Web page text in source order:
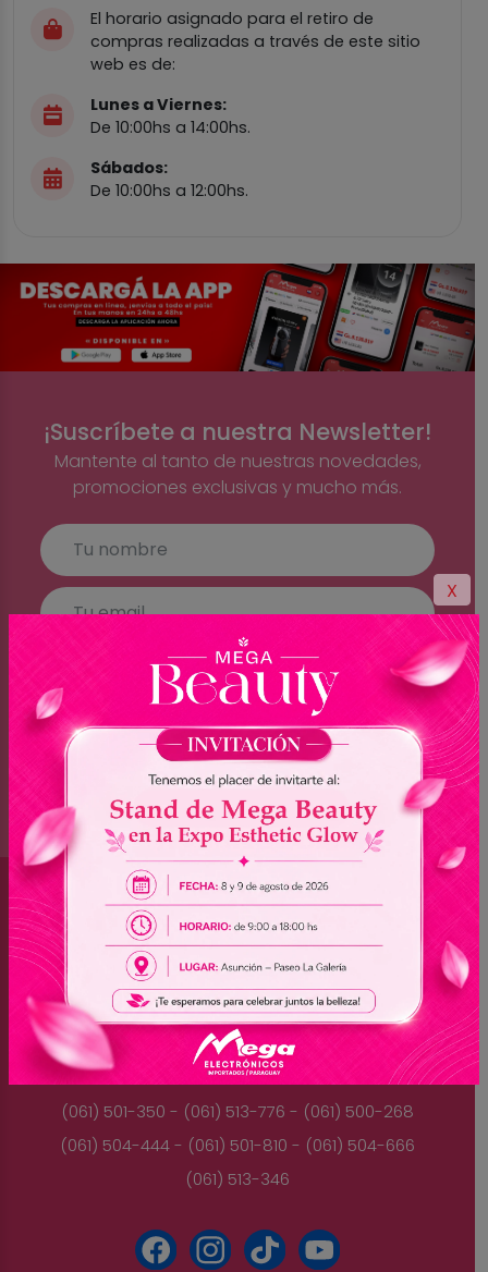
X
El horario asignado para el retiro de
compras realizadas a través de este sitio
web es de:
Lunes a Viernes:
De 10:00hs a 14:00hs.
Sábados:
De 10:00hs a 12:00hs.
¡Suscríbete a nuestra Newsletter!
Mantente al tanto de nuestras novedades,
promociones exclusivas y mucho más.
Brasil
(045) 3528-9053 - (045) 3528-8462
(045) 3025-7072 - (045) 3025-7736
(045) 3025-7713
Paraguay
(061) 501-350 - (061) 513-776 - (061) 500-268
(061) 504-444 - (061) 501-810 - (061) 504-666
(061) 513-346